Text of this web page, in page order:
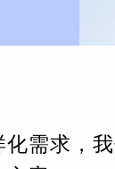
需求，